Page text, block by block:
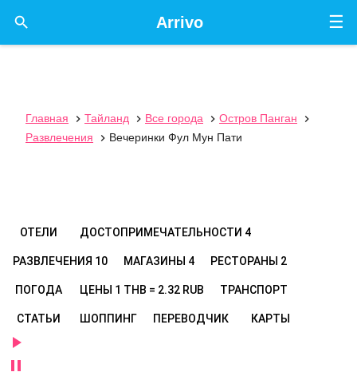
☰
Arrivo

Главная  Тайланд  Все города  Остров Панган

Развлечения
 Вечеринки Фул Мун Пати
ОТЕЛИ ДОСТОПРИМЕЧАТЕЛЬНОСТИ 4
РАЗВЛЕЧЕНИЯ 10 МАГАЗИНЫ 4 РЕСТОРАНЫ 2
ПОГОДА ЦЕНЫ 1 THB = 2.32 RUB ТРАНСПОРТ
СТАТЬИ ШОППИНГ ПЕРЕВОДЧИК КАРТЫ

